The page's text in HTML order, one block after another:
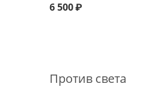
6 500₽
Против света